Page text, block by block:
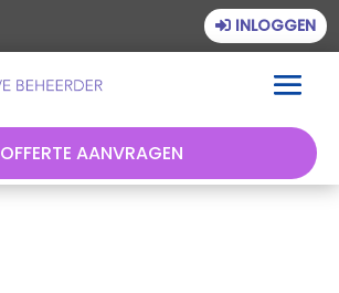
INLOGGEN
OFFERTE AANVRAGEN